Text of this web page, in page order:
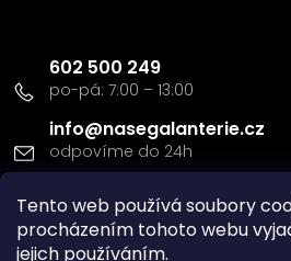
Tento web používá soubory
procházením tohoto webu
jejich používáním.
info@nasegalanterie.cz
602 500 249
Doprava a platba